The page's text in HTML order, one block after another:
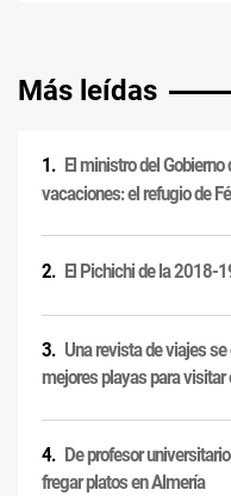
Más leídas
El ministro del
vacaciones: el refugio de
El Pichichi de la 2018-
Una revista de viajes
mejores playas para visitar
De profesor
fregar platos en Almería